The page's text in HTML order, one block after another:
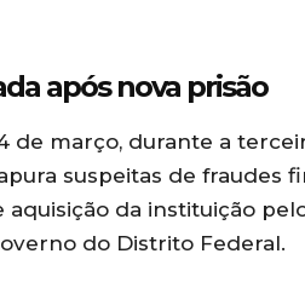
após nova prisão
de março, durante a
suspeitas de fraudes
da instituição
do Distrito Federal.